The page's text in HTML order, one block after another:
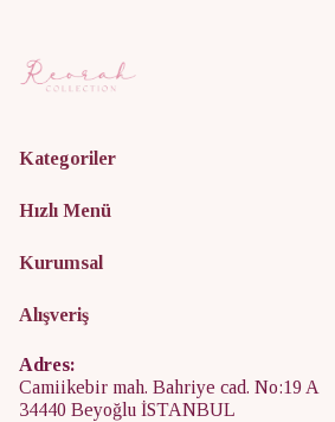
Kategoriler
Hızlı Menü
Kurumsal
Alışveriş
Adres:
Camiikebir mah. Bahriye cad. No:19 A
34440 Beyoğlu İSTANBUL